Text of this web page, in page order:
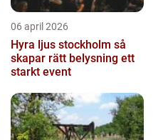
06 april 2026
Hyra ljus stockholm så
skapar rätt belysning ett
starkt event